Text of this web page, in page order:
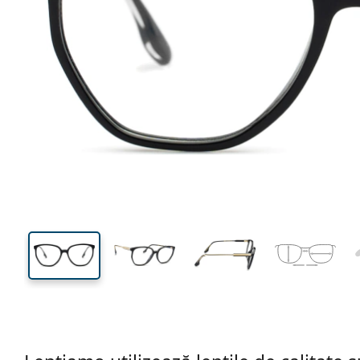
Lățimea ramei
47 mm
Înălțime lentilă Lățimea lentilei
Lățimea